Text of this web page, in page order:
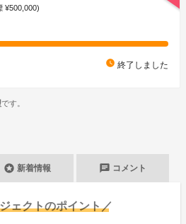
¥500,000)
watch_later 終了しました
です。
stars 新着情報 chat コメント
ェクトのポイント／